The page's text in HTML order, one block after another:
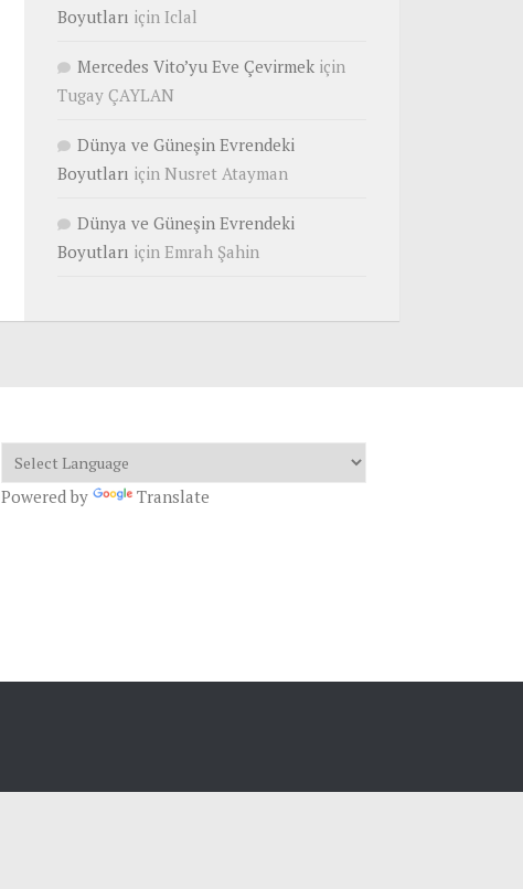
Boyutları için Iclal
Mercedes Vito’yu Eve Çevirmek için
Tugay ÇAYLAN
Dünya ve Güneşin Evrendeki
Boyutları için Nusret Atayman
Dünya ve Güneşin Evrendeki
Boyutları için Emrah Şahin
Powered by Translate